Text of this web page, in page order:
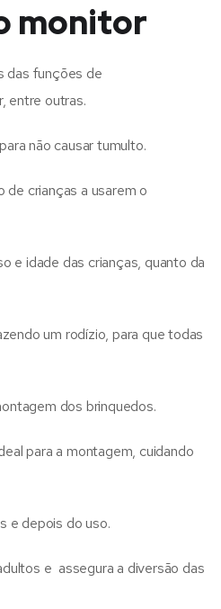
monitor
das funções de
entre outras.
não causar tumulto.
de crianças a usarem o
e idade das crianças, quanto da
um rodízio, para que todas
dos brinquedos.
para a montagem, cuidando
e depois do uso.
e assegura a diversão das